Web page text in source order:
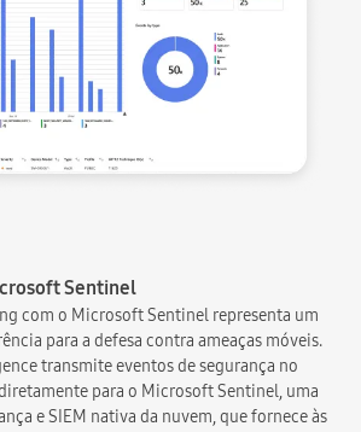
Sentinel
com o Microsoft Sentinel representa um
para a defesa contra ameaças móveis.
transmite eventos de segurança no
para o Microsoft Sentinel, uma
e SIEM nativa da nuvem, que fornece às